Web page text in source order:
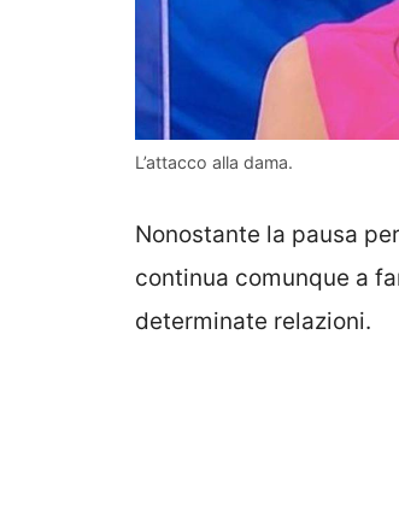
L’attacco alla dama.
Nonostante la pausa
continua comunque a
determinate relazioni.